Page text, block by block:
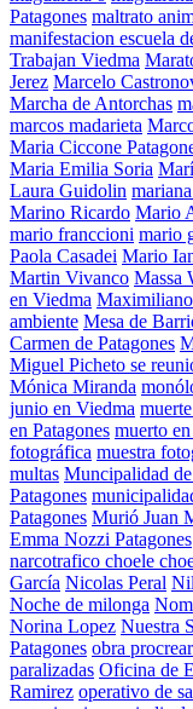
Patagones maltrato
manifestacion escuela
Trabajan Viedma
Jerez Marcelo
Marcha de Antorchas
marcos madarieta
Maria Ciccone
Maria Emilia Soria
Laura Guidolin
Marino Ricardo Mario
mario franccioni mario
Paola Casadei Mario
Martin Vivanco Massa
en Viedma
ambiente Mesa de
Carmen de Patagones
Miguel Picheto se
Mónica Miranda
junio en Viedma
en Patagones muerto
fotográfica muestra
multas Muncipalidad
Patagones
Patagones Murió Juan
Emma Nozzi Patagones
narcotrafico choele
García Nicolas Peral
Noche de milonga
Norina Lopez Nuestra
Patagones obra procrear
paralizadas Oficina de
Ramirez operativo de